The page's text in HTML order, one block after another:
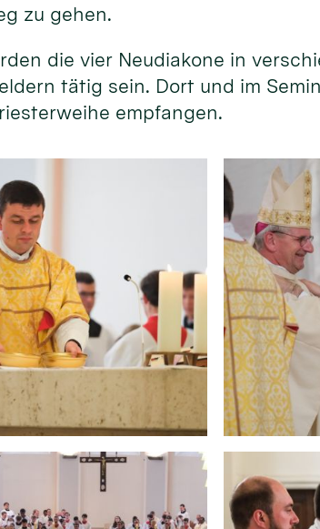
zu gehen.
die vier Neudiakone in
tätig sein. Dort und im
empfangen.